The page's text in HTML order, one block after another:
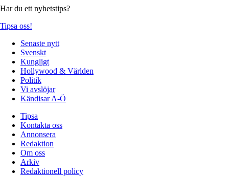
Har du ett nyhetstips?
Tipsa oss!
Senaste nytt
Svenskt
Kungligt
Hollywood & Världen
Politik
Vi avslöjar
Kändisar A-Ö
Tipsa
Kontakta oss
Annonsera
Redaktion
Om oss
Arkiv
Redaktionell policy